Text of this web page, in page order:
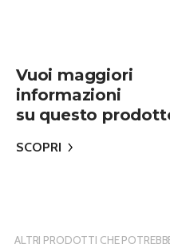
Vuoi maggiori
informazioni
su questo
SCOPRI
ALTRI PRODOTTI CHE